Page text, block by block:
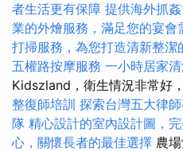
者生活更有保障 提供海外抓
業的外燴服務，滿足您的宴會
打掃服務，為您打造清新整潔
五權路按摩服務 一小時居家
Kidszland，衛生情況非常好
整復師培訓 探索台灣五大律
隊 精心設計的室內設計圖，
心，關懷長者的最佳選擇 農